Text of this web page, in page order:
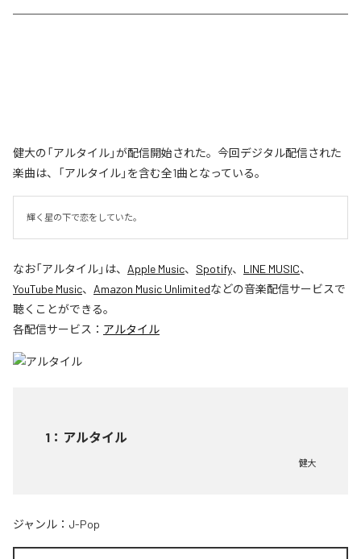
健大の「アルタイル」が配信開始された。今回デジタル配信された
楽曲は、「アルタイル」を含む全1曲となっている。
輝く星の下で恋をしていた。
なお「アルタイル」は、 Apple Music、 Spotify、 LINE MUSIC、
YouTube Music、 Amazon Music Unlimitedなどの音楽配信サービスで
聴くことができる。
各配信サービス： アルタイル
1 ： アルタイル
健大
ジャンル： J-Pop